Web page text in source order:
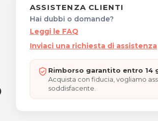
DI SAN
ASSISTENZA CLIENTI
Hai dubbi o domande?
Leggi le FAQ
Inviaci una richiesta di assistenza
Rimborso garantito entro 14
Acquista con fiducia, vogliamo
soddisfacente.